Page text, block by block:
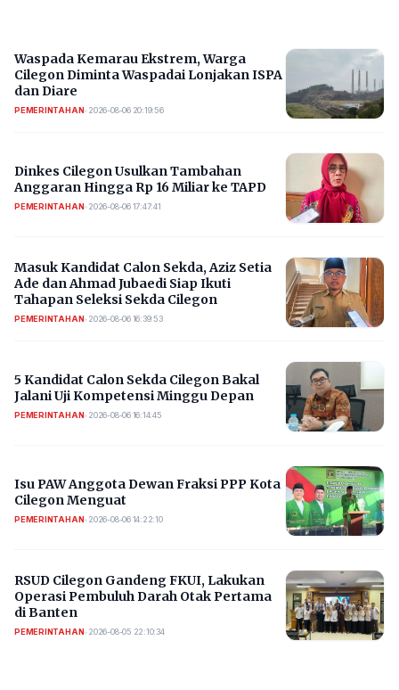
Waspada Kemarau Ekstrem, Warga
Cilegon Diminta Waspadai Lonjakan ISPA
dan Diare
PEMERINTAHAN• 2026-08-06 20:19:56
Dinkes Cilegon Usulkan Tambahan
Anggaran Hingga Rp 16 Miliar ke TAPD
PEMERINTAHAN• 2026-08-06 17:47:41
Masuk Kandidat Calon Sekda, Aziz Setia
Ade dan Ahmad Jubaedi Siap Ikuti
Tahapan Seleksi Sekda Cilegon
PEMERINTAHAN• 2026-08-06 16:39:53
5 Kandidat Calon Sekda Cilegon Bakal
Jalani Uji Kompetensi Minggu Depan
PEMERINTAHAN• 2026-08-06 16:14:45
Isu PAW Anggota Dewan Fraksi PPP Kota
Cilegon Menguat
PEMERINTAHAN• 2026-08-06 14:22:10
RSUD Cilegon Gandeng FKUI, Lakukan
Operasi Pembuluh Darah Otak Pertama
di Banten
PEMERINTAHAN• 2026-08-05 22:10:34